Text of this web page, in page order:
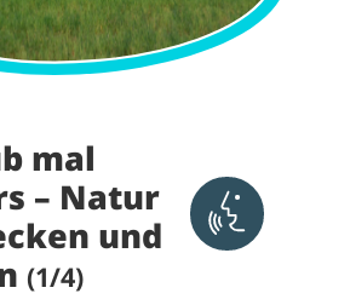
mal
– Natur
und
(1/4)
Aktivieren